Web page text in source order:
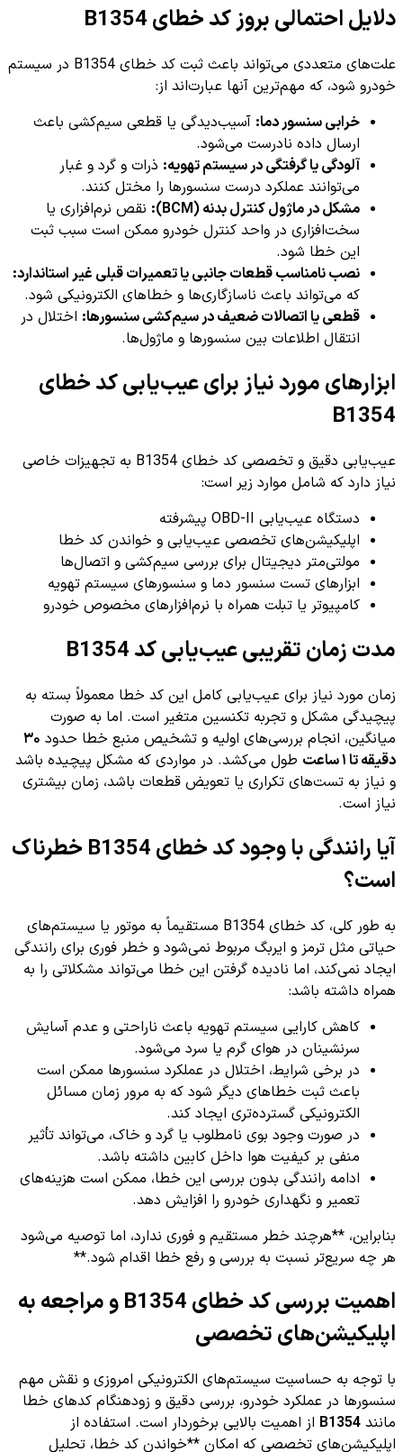
دلایل احتمالی بروز کد خطای B1354
علت‌های متعددی می‌تواند باعث ثبت کد خطای B1354 در سیستم
خودرو شود، که مهم‌ترین آنها عبارت‌اند از:
خرابی سنسور دما: آسیب‌دیدگی یا قطعی سیم‌کشی باعث
ارسال داده نادرست می‌شود.
آلودگی یا گرفتگی در سیستم تهویه: ذرات و گرد و غبار
می‌توانند عملکرد درست سنسورها را مختل کنند.
مشکل در ماژول کنترل بدنه (BCM):
نقص نرم‌افزاری یا
سخت‌افزاری در واحد کنترل خودرو ممکن است سبب ثبت
این خطا شود.
نصب نامناسب قطعات جانبی یا تعمیرات قبلی غیر استاندارد:
که می‌تواند باعث ناسازگاری‌ها و خطاهای الکترونیکی شود.
قطعی یا اتصالات ضعیف در سیم‌کشی سنسورها: اختلال در
انتقال اطلاعات بین سنسورها و ماژول‌ها.
ابزارهای مورد نیاز برای عیب‌یابی کد خطای
B1354
عیب‌یابی دقیق و تخصصی کد خطای B1354 به تجهیزات خاصی
نیاز دارد که شامل موارد زیر است:
دستگاه عیب‌یابی OBD-II پیشرفته
اپلیکیشن‌های تخصصی عیب‌یابی و خواندن کد خطا
مولتی‌متر دیجیتال برای بررسی سیم‌کشی و اتصال‌ها
ابزارهای تست سنسور دما و سنسورهای سیستم تهویه
کامپیوتر یا تبلت همراه با نرم‌افزارهای مخصوص خودرو
مدت زمان تقریبی عیب‌یابی کد B1354
زمان مورد نیاز برای عیب‌یابی کامل این کد خطا معمولاً بسته به
پیچیدگی مشکل و تجربه تکنسین متغیر است. اما به صورت
میانگین، انجام بررسی‌های اولیه و تشخیص منبع خطا حدود ۳۰
دقیقه تا ۱ ساعت
طول می‌کشد. در مواردی که مشکل پیچیده باشد
و نیاز به تست‌های تکراری یا تعویض قطعات باشد، زمان بیشتری
نیاز است.
آیا رانندگی با وجود کد خطای B1354 خطرناک
است؟
به طور کلی، کد خطای B1354 مستقیماً به موتور یا سیستم‌های
حیاتی مثل ترمز و ایربگ مربوط نمی‌شود و خطر فوری برای رانندگی
ایجاد نمی‌کند، اما نادیده گرفتن این خطا می‌تواند مشکلاتی را به
همراه داشته باشد:
کاهش کارایی سیستم تهویه باعث ناراحتی و عدم آسایش
سرنشینان در هوای گرم یا سرد می‌شود.
در برخی شرایط، اختلال در عملکرد سنسورها ممکن است
باعث ثبت خطاهای دیگر شود که به مرور زمان مسائل
الکترونیکی گسترده‌تری ایجاد کند.
در صورت وجود بوی نامطلوب یا گرد و خاک، می‌تواند تأثیر
منفی بر کیفیت هوا داخل کابین داشته باشد.
ادامه رانندگی بدون بررسی این خطا، ممکن است هزینه‌های
تعمیر و نگهداری خودرو را افزایش دهد.
بنابراین، **هرچند خطر مستقیم و فوری ندارد، اما توصیه می‌شود
هر چه سریع‌تر نسبت به بررسی و رفع خطا اقدام شود.**
اهمیت بررسی کد خطای B1354 و مراجعه به
اپلیکیشن‌های تخصصی
با توجه به حساسیت سیستم‌های الکترونیکی امروزی و نقش مهم
سنسورها در عملکرد خودرو، بررسی دقیق و زودهنگام کدهای خطا
مانند B1354 از اهمیت بالایی برخوردار است. استفاده از
اپلیکیشن‌های تخصصی که امکان **خواندن کد خطا، تحلیل